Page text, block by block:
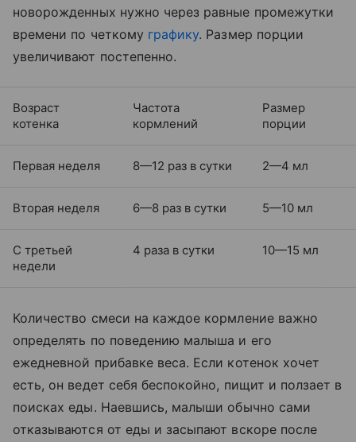
новорожденных нужно через равные промежутки
времени по четкому графику. Размер порции
увеличивают постепенно.
Возраст
котенка
Частота
кормлений
Размер
порции
Первая неделя 8—12 раз в сутки 2—4 мл
Вторая неделя 6—8 раз в сутки 5—10 мл
С третьей
недели
4 раза в сутки 10—15 мл
Количество смеси на каждое кормление важно
определять по поведению малыша и его
ежедневной прибавке веса. Если котенок хочет
есть, он ведет себя беспокойно, пищит и ползает в
поисках еды. Наевшись, малыши обычно сами
отказываются от еды и засыпают вскоре после